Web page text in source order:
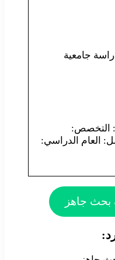
جامعية
التخصص:
العام الدراسي:
بحث جاهز